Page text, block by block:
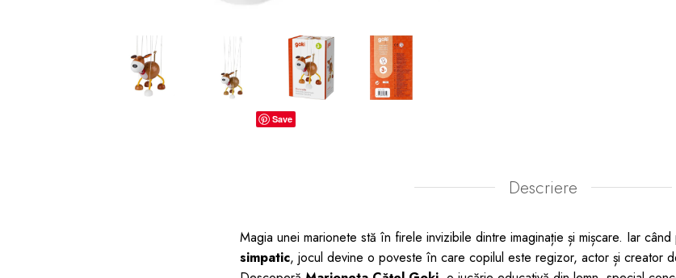
Produse îngrijire copii
Save
Descriere
Magia unei marionete stă în firele invizibile dintre imaginație și mișcare. Iar
simpatic, jocul devine o poveste în care copilul este regizor, actor și creator